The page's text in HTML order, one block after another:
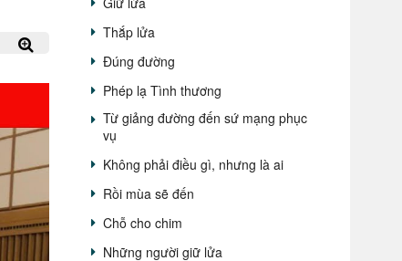
Thắp lửa
Đúng đường
Phép lạ Tình thương
Từ giảng đường đến sứ mạng phục
vụ
Không phải điều gì, nhưng là ai
Rồi mùa sẽ đến
Chỗ cho chim
Những người giữ lửa